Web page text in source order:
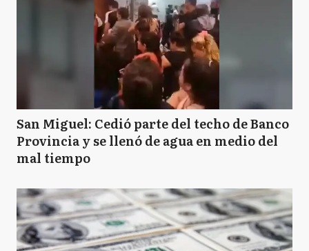
San Miguel: Cedió parte del techo de Banco
Provincia y se llenó de agua en medio del
mal tiempo